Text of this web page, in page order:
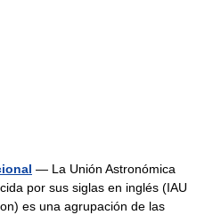
— La Unión Astronómica
por sus siglas en inglés (IAU
es una agrupación de las